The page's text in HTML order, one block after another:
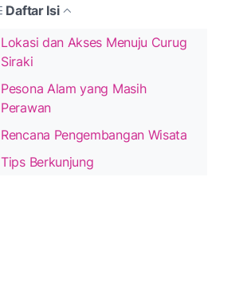
Daftar Isi
Lokasi dan Akses Menuju Curug
Siraki
Pesona Alam yang Masih
Perawan
Rencana Pengembangan Wisata
Tips Berkunjung